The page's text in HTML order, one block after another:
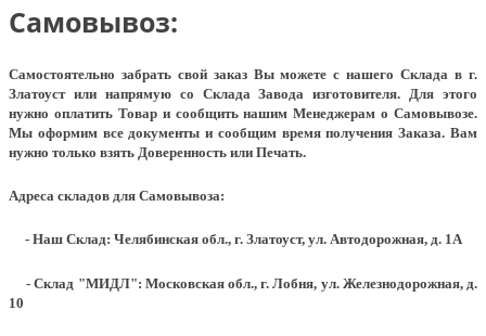
Самовывоз:
Самостоятельно забрать свой заказ Вы можете с нашего Склада в г.
Златоуст или напрямую со Склада Завода изготовителя. Для этого
нужно оплатить Товар и сообщить нашим Менеджерам о Самовывозе.
Мы оформим все документы и сообщим время получения Заказа. Вам
нужно только взять Доверенность или Печать.
Адреса складов для Самовывоза:
- Наш Склад: Челябинская обл., г. Златоуст, ул. Автодорожная, д. 1А
- Склад "МИДЛ": Московская обл., г. Лобня, ул. Железнодорожная, д.
10